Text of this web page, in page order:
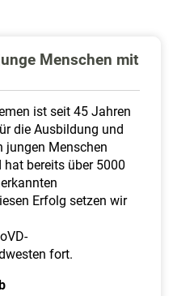
s
h
Menschen mit
ist seit 45 Jahren
die Ausbildung und
jungen Menschen
bereits über 5000
Erfolg setzen wir
fort.